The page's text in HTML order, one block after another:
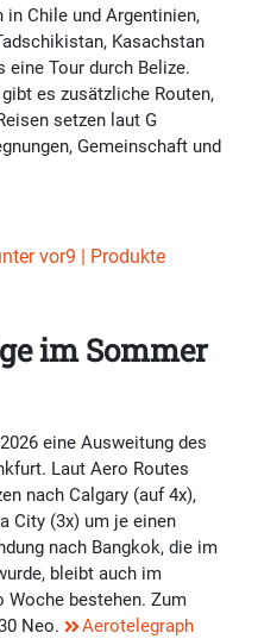
in Chile und Argentinien,
Kasachstan
Tour durch Belize.
es zusätzliche Routen,
setzen laut G
Gemeinschaft und
vor9 | Produkte
im Sommer
eine Ausweitung des
Laut Aero Routes
nach Calgary (auf 4x),
City (3x) um je einen
nach Bangkok, die im
bleibt auch im
Woche bestehen. Zum
Neo.
Aerotelegraph